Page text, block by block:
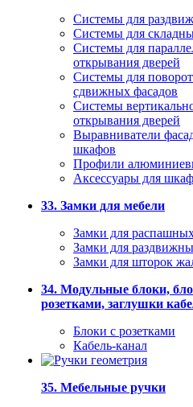
Системы для
Системы для
Системы для
открывания дверей
Системы для
сдвижных фасадов
Системы
открывания дверей
Выравниватели
шкафов
Профили
Аксессуары для
33. Замки для мебели
Замки для
Замки для
Замки для шторок
34. Модульные блоки,
розетками, заглушки
Блоки с розетками
Кабель-канал
35. Мебельные ручки